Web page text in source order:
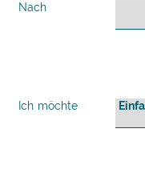
Nach
Ich möchte